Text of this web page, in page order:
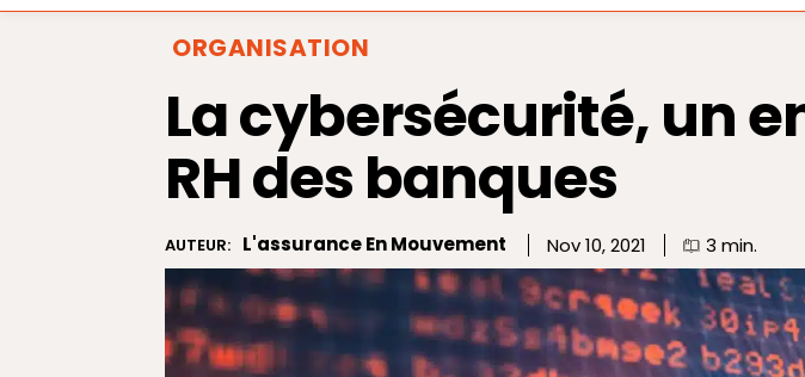
ORGANISATION
La cybersécurité, un
RH des banques
AUTEUR: L'assurance En Mouvement Nov 10, 2021 3 min.